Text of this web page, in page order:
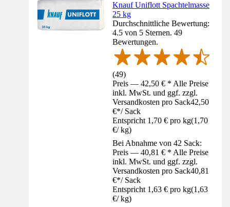
Knauf Uniflott Spachtelmasse
25 kg
Durchschnittliche Bewertung:
4.5 von 5 Sternen. 49
Bewertungen.
(49)
Preis — 42,50 € * Alle Preise
inkl. MwSt. und ggf. zzgl.
Versandkosten pro Sack42,50
€*/ Sack
Entspricht 1,70 € pro kg(1,70
€/ kg)
Bei Abnahme von 42 Sack:
Preis — 40,81 € * Alle Preise
inkl. MwSt. und ggf. zzgl.
Versandkosten pro Sack40,81
€*/ Sack
Entspricht 1,63 € pro kg(1,63
€/ kg)